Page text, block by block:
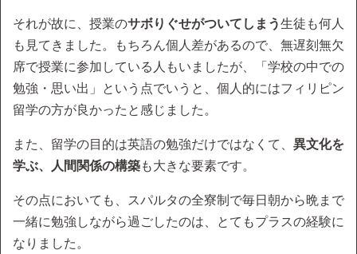
それが故に、授業のサボりぐせがついてしまう生徒も何人
も見てきました。もちろん個人差があるので、無遅刻無欠
席で授業に参加している人もいましたが、「学校の中での
勉強・思い出」という点でいうと、個人的にはフィリピン
留学の方が良かったと感じました。
また、留学の目的は英語の勉強だけではなくて、 異文化を
学ぶ、人間関係の構築も大きな要素です。
その点においても、スパルタの全寮制で毎日朝から晩まで
一緒に勉強しながら過ごしたのは、とてもプラスの経験に
なりました。